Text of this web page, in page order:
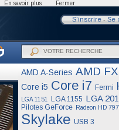
S'inscrire- Se
AMD A-Series AMD FX
Core i5 Core i7 Fermi
LGA 1151 LGA 1155 LGA
Pilotes GeForce Radeon HD
Skylake USB 3
En savoir plus Fermer